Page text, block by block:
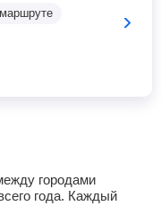
городами
года. Каждый